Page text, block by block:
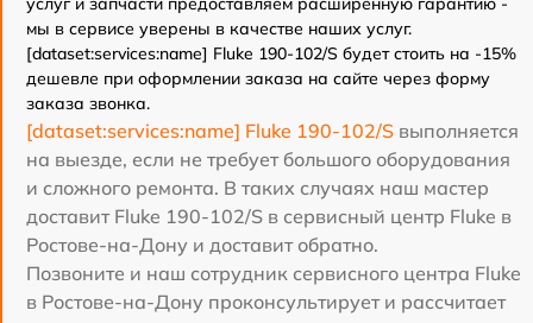
мы в сервисе уверены в качестве наших услуг.
[dataset:services:name] Fluke 190-102/S будет стоить на -15%
дешевле при оформлении заказа на сайте через форму
заказа звонка.
[dataset:services:name] Fluke 190-102/S выполняется
на выезде, если не требует большого оборудования
и сложного ремонта. В таких случаях наш мастер
доставит Fluke 190-102/S в сервисный центр Fluke в
Ростове-на-Дону и доставит обратно.
Позвоните и наш сотрудник сервисного центра Fluke
в Ростове-на-Дону проконсультирует и рассчитает